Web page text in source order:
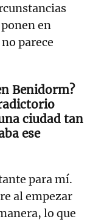
en
parece
Benidorm?
ciudad tan
ese
para mí.
al empezar
lo que